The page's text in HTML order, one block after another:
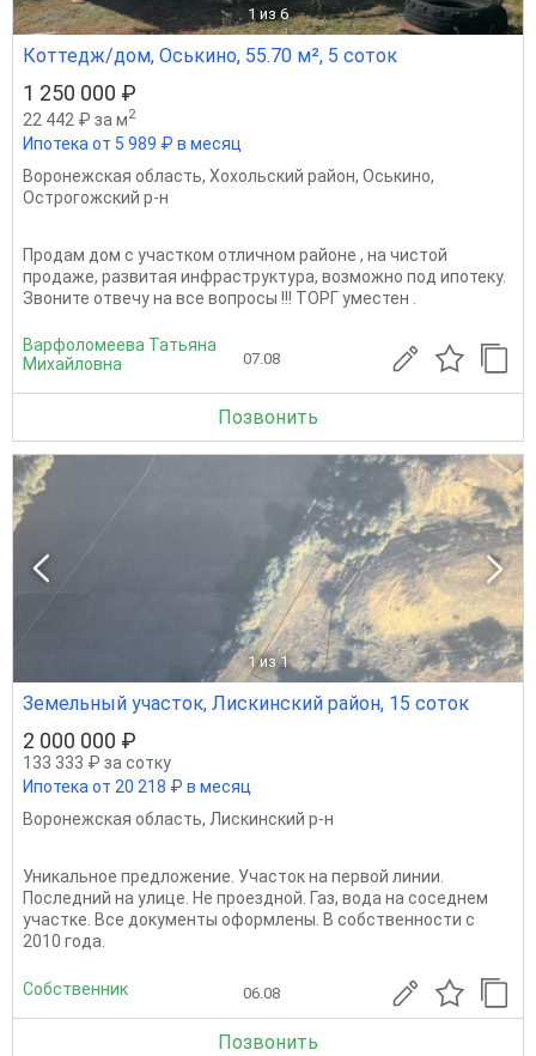
1 из 6
Коттедж/дом, Оськино, 55.70 м², 5 соток
1 250 000 ₽
22 442 ₽ за м2
Ипотека от 5 989 ₽ в месяц
Воронежская область, Хохольский район, Оськино,
Острогожский р-н
Продам дом с участком отличном районе , на чистой
продаже, развитая инфраструктура, возможно под ипотеку.
Звоните отвечу на все вопросы !!! ТОРГ уместен .
Варфоломеева Татьяна
Михайловна
07.08
Позвонить
1 из 1
Земельный участок, Лискинский район, 15 соток
2 000 000 ₽
133 333 ₽ за сотку
Ипотека от 20 218 ₽ в месяц
Воронежская область, Лискинский р-н
Уникальное предложение. Участок на первой линии.
Последний на улице. Не проездной. Газ, вода на соседнем
участке. Все документы оформлены. В собственности с
2010 года.
Собственник 06.08
Позвонить